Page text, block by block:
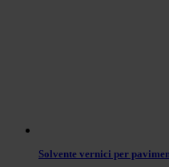
Solvente vernici per